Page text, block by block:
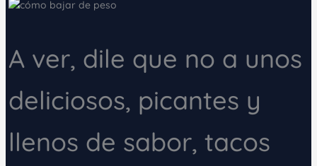
A ver, dile que no a unos
deliciosos, picantes y
llenos de sabor, tacos